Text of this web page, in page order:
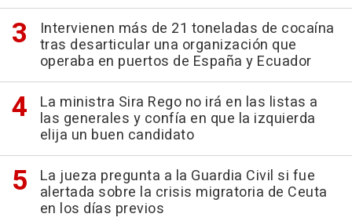
Intervienen más de 21 toneladas de cocaína
tras desarticular una organización que
operaba en puertos de España y Ecuador
La ministra Sira Rego no irá en las listas a
las generales y confía en que la izquierda
elija un buen candidato
La jueza pregunta a la Guardia Civil si fue
alertada sobre la crisis migratoria de Ceuta
en los días previos